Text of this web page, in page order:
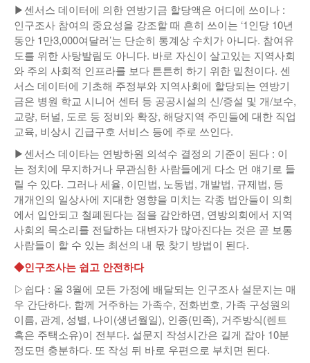
▶센서스 데이터에 의한 연방기금 할당액은 어디에 쓰이나 :
인구조사 참여의 중요성을 강조할 때 흔히 쓰이는 ‘1인당 10년
동안 1만3,000여달러’는 단순히 통계상 수치가 아니다. 참여유
도를 위한 사탕발림도 아니다. 바로 자신이 살고있는 지역사회
와 주의 사회적 인프라를 보다 튼튼히 하기 위한 밑천이다. 센
서스 데이터에 기초해 주정부와 지역사회에 할당되는 연방기
금은 병원 학교 시니어 센터 등 공공시설의 신/증설 및 개/보수,
교량, 터널, 도로 등 정비와 확장, 해당지역 주민들에 대한 직업
교육, 비상시 긴급구호 서비스 등에 주로 쓰인다.
▶센서스 데이타는 연방하원 의석수 결정의 기준이 된다 : 이
는 정치에 무지하거나 무관심한 사람들에게 다소 먼 얘기로 들
릴 수 있다. 그러나 세율, 이민법, 노동법, 개발법, 규제법, 등
개개인의 일상사에 지대한 영향을 미치는 각종 법안들이 의회
에서 입안되고 철폐된다는 점을 감안하면, 연방의회에서 지역
사회의 목소리를 전달하는 대변자가 많아진다는 것은 곧 보통
사람들이 할 수 있는 최선의 내 몫 찾기 방법이 된다.
◆인구조사는 쉽고 안전하다
▷쉽다 : 올 3월에 모든 가정에 배달되는 인구조사 설문지는 매
우 간단하다. 함께 거주하는 가족수, 전화번호, 가족 구성원의
이름, 관계, 성별, 나이(생년월일), 인종(민족), 거주방식(렌트
혹은 주택소유)이 전부다. 설문지 작성시간은 길게 잡아 10분
정도면 충분하다. 또 작성 뒤 바로 우편으로 부치면 된다.